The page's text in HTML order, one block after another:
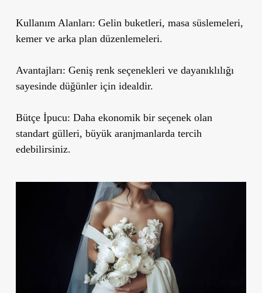
Kullanım Alanları: Gelin buketleri, masa süslemeleri,
kemer ve arka plan düzenlemeleri.
Avantajları: Geniş renk seçenekleri ve dayanıklılığı
sayesinde düğünler için idealdir.
Bütçe İpucu: Daha ekonomik bir seçenek olan
standart gülleri, büyük aranjmanlarda tercih
edebilirsiniz.